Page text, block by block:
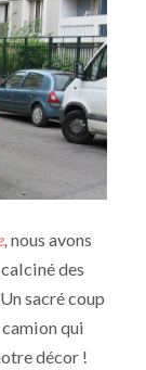
, nous avons
des
sacré coup
qui
décor !